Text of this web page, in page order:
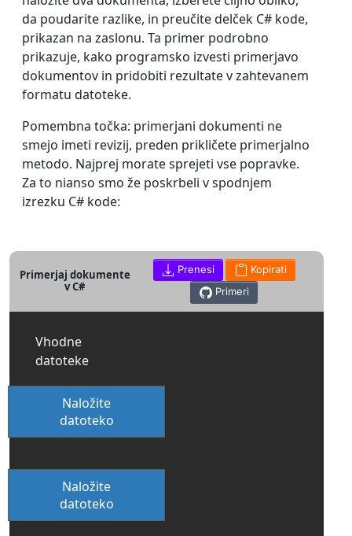
da poudarite razlike, in preučite delček C# kode,
prikazan na zaslonu. Ta primer podrobno
prikazuje, kako programsko izvesti primerjavo
dokumentov in pridobiti rezultate v zahtevanem
formatu datoteke.
Pomembna točka: primerjani dokumenti ne
smejo imeti revizij, preden prikličete primerjalno
metodo. Najprej morate sprejeti vse popravke.
Za to nianso smo že poskrbeli v spodnjem
izrezku C# kode:
Primerjaj dokumente
v C#
Prenesi
Kopirati
Primeri
Vhodne
datoteke
Naložite
datoteko
Naložite
datoteko